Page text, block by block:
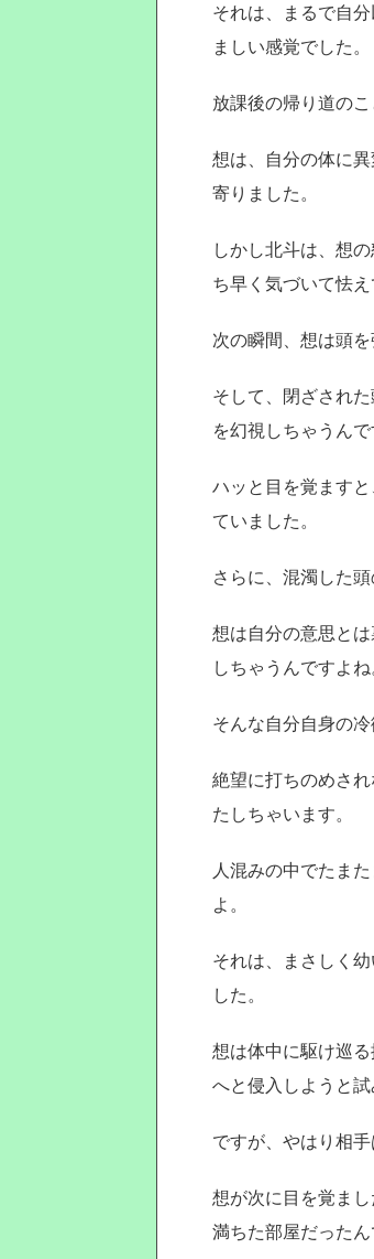
それは、まるで自
ましい感覚でした。
放課後の帰り道の
想は、自分の体に
寄りました。
しかし北斗は、想
ち早く気づいて怯え
次の瞬間、想は頭
そして、閉ざされ
を幻視しちゃうんで
ハッと目を覚ます
ていました。
さらに、混濁した
想は自分の意思と
しちゃうんですよね
そんな自分自身の
絶望に打ちのめさ
たしちゃいます。
人混みの中でたま
よ。
それは、まさしく
した。
想は体中に駆け巡
へと侵入しようと試
ですが、やはり相
想が次に目を覚ま
満ちた部屋だったん